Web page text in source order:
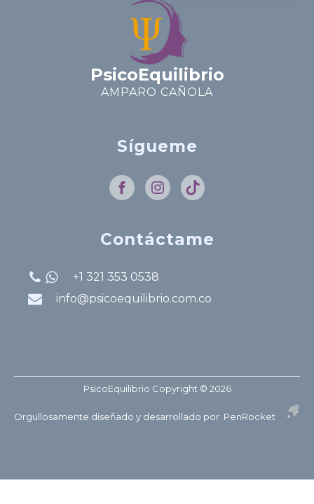
PsicoEquilibrio
AMPARO CAÑOLA
Sígueme
Contáctame
+1 321 353 0538
info@psicoequilibrio.com.co
PsicoEquilibrio Copyright © 2026
Orgullosamente diseñado y desarrollado por PenRocket